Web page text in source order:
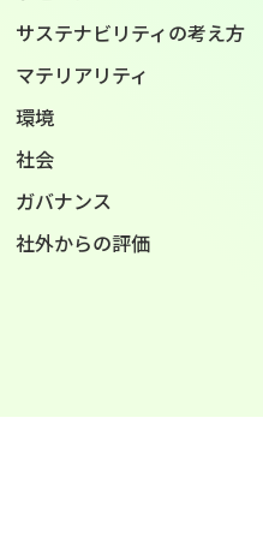
サステナビリティの考え方
マテリアリティ
環境
社会
ガバナンス
社外からの評価